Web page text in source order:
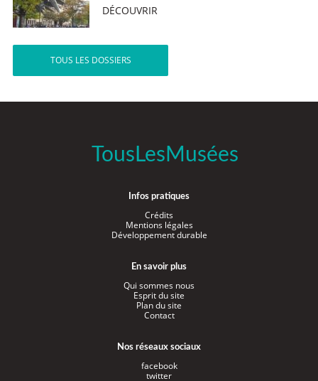
DÉCOUVRIR
TOUS LES DOSSIERS
TousLesMusées
Infos pratiques
Crédits
Mentions légales
Développement durable
En savoir plus
Qui sommes nous
Esprit du site
Plan du site
Contact
Nos réseaux sociaux
facebook
twitter